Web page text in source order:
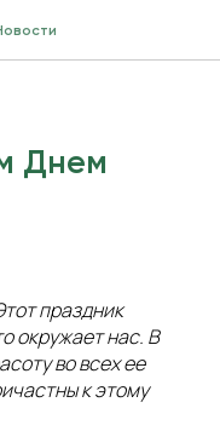
Днем
праздник
окружает нас. В
во всех ее
к этому